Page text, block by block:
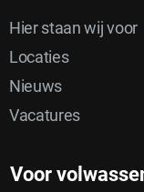
Hier staan wij voor
Locaties
Nieuws
Vacatures
Voor